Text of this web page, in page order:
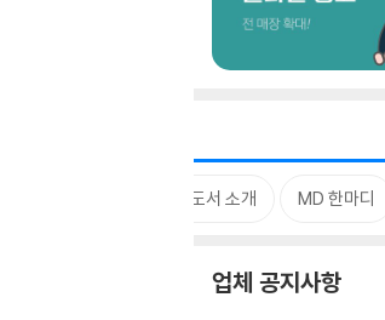
중고도서 소개 MD 한마디
업체 공지사항